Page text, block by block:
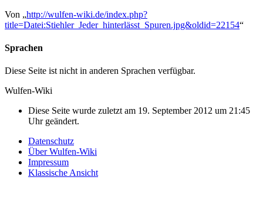
Von „http://wulfen-wiki.de/index.php?
title=Datei:Stiehler_Jeder_hinterlässt_Spuren.jpg&oldid=22154“
Sprachen
Diese Seite ist nicht in anderen Sprachen verfügbar.
Wulfen-Wiki
Diese Seite wurde zuletzt am 19. September 2012 um 21:45
Uhr geändert.
Datenschutz
Über Wulfen-Wiki
Impressum
Klassische Ansicht